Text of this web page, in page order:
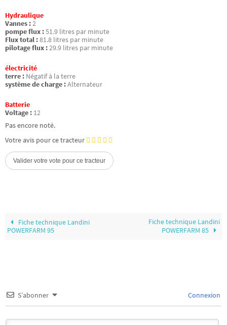
Hydraulique
Vannes :2
pompe flux :51.9 litres par minute
Flux total :81.8 litres par minute
pilotage flux :29.9 litres par minute
électricité
terre : Négatif à la terre
système de charge :Alternateur
Batterie
Voltage : 12
Pas encore noté.
Votre avis pour ce tracteur
Fiche technique Landini
POWERFARM 95
Fiche technique Landini
POWERFARM 85
S’abonner Connexion